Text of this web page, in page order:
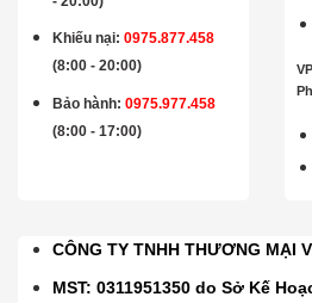
Khiếu nại: 0975.877.458
(8:00 - 20:00)
Bảo hành:0975.977.458
(8:00 - 17:00)
CÔNG TY TNHH THƯƠNG MẠI
MST: 0311951350 do Sở Kế